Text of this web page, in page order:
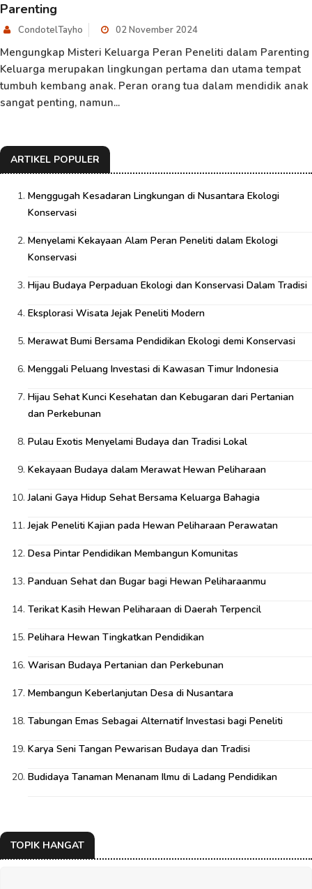
Parenting
CondotelTayho 02 November 2024
Mengungkap Misteri Keluarga Peran Peneliti dalam Parenting
Keluarga merupakan lingkungan pertama dan utama tempat
tumbuh kembang anak. Peran orang tua dalam mendidik anak
sangat penting, namun...
ARTIKEL POPULER
Menggugah Kesadaran Lingkungan di Nusantara Ekologi
Konservasi
Menyelami Kekayaan Alam Peran Peneliti dalam Ekologi
Konservasi
Hijau Budaya Perpaduan Ekologi dan Konservasi Dalam Tradisi
Eksplorasi Wisata Jejak Peneliti Modern
Merawat Bumi Bersama Pendidikan Ekologi demi Konservasi
Menggali Peluang Investasi di Kawasan Timur Indonesia
Hijau Sehat Kunci Kesehatan dan Kebugaran dari Pertanian
dan Perkebunan
Pulau Exotis Menyelami Budaya dan Tradisi Lokal
Kekayaan Budaya dalam Merawat Hewan Peliharaan
Jalani Gaya Hidup Sehat Bersama Keluarga Bahagia
Jejak Peneliti Kajian pada Hewan Peliharaan Perawatan
Desa Pintar Pendidikan Membangun Komunitas
Panduan Sehat dan Bugar bagi Hewan Peliharaanmu
Terikat Kasih Hewan Peliharaan di Daerah Terpencil
Pelihara Hewan Tingkatkan Pendidikan
Warisan Budaya Pertanian dan Perkebunan
Membangun Keberlanjutan Desa di Nusantara
Tabungan Emas Sebagai Alternatif Investasi bagi Peneliti
Karya Seni Tangan Pewarisan Budaya dan Tradisi
Budidaya Tanaman Menanam Ilmu di Ladang Pendidikan
TOPIK HANGAT